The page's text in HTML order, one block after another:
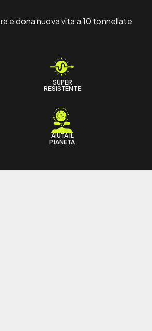
e dona nuova vita a 10 tonnellate
SUPER
RESISTENTE
AIUTA IL
PIANETA